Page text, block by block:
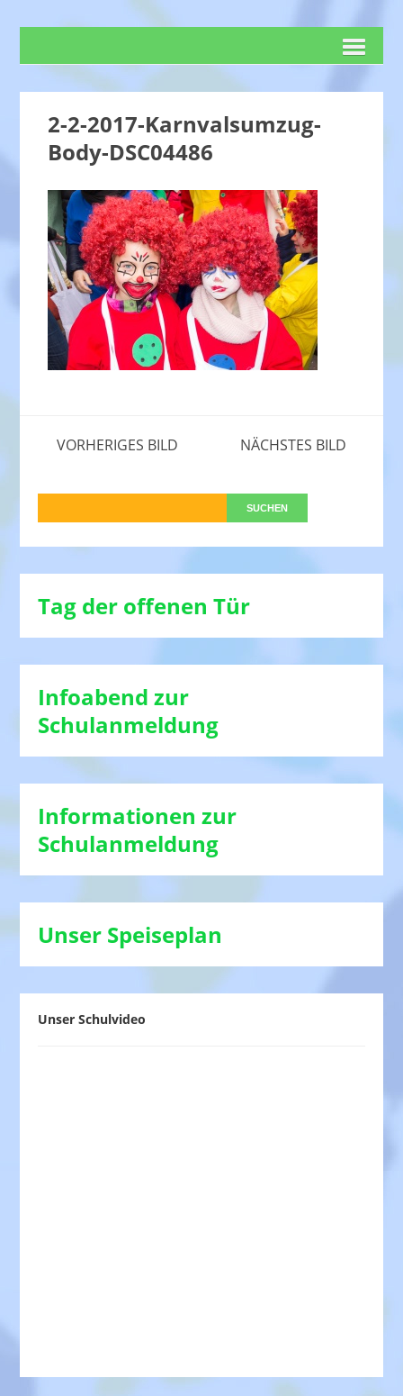
2-2-2017-Karnvalsumzug-
Body-DSC04486
VORHERIGES BILD NÄCHSTES BILD
Tag der offenen Tür
Infoabend zur
Schulanmeldung
Informationen zur
Schulanmeldung
Unser Speiseplan
Unser Schulvideo